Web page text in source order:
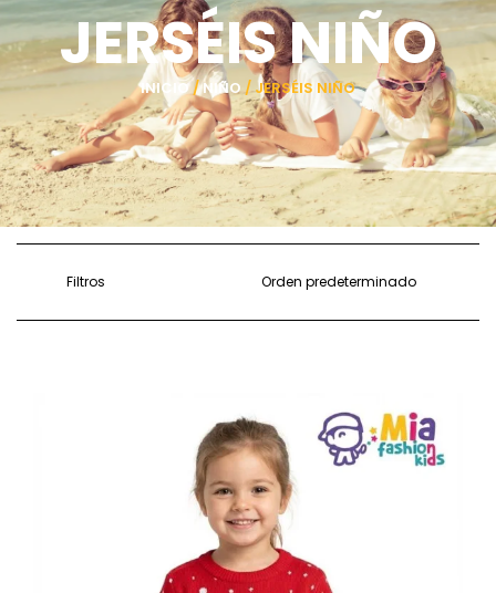
JERSÉIS NIÑO
INICIO/NIÑO / JERSÉIS NIÑO
Filtros